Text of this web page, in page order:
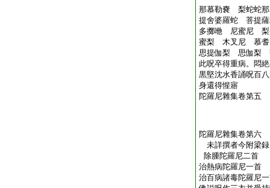
那慕勒嚢 梨蛇蛇
提舍婆羅蛇 菩提
多擲咃 尼蜜尼 梨
蜜梨 木叉尼 慕
思提伽梨 思伽梨
此呪卒得重病。悶
黒堅沈水香誦呪百
身還得惺寤
陀羅尼雜集卷第五
陀羅尼雜集卷第六
未詳撰者今附梁
除腫陀羅尼二首
治熱病陀羅尼一首
治百病諸毒陀羅尼